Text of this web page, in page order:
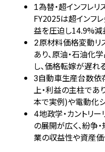
1為替・超インフレ
FY2025は超インフ
益を圧迫し14.9%減
2原材料価格変動リ
あり、原油・石油化
し、価格転嫁が遅れ
3自動車生産台数依
上・利益の主柱であ
本で実例)や電動化
4地政学・カントリー
の展開が広く、紛争
業の収益性や資産価